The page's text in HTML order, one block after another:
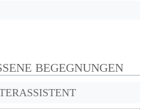
BEGEGNUNGEN